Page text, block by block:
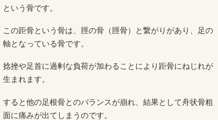
という骨です。
この距骨という骨は、脛の骨（脛骨）と繋がりがあり、足の
軸となっている骨です。
捻挫や足首に過剰な負荷が加わることにより距骨にねじれが
生まれます。
すると他の足根骨とのバランスが崩れ、結果として舟状骨粗
面に痛みが出てしまうのです。